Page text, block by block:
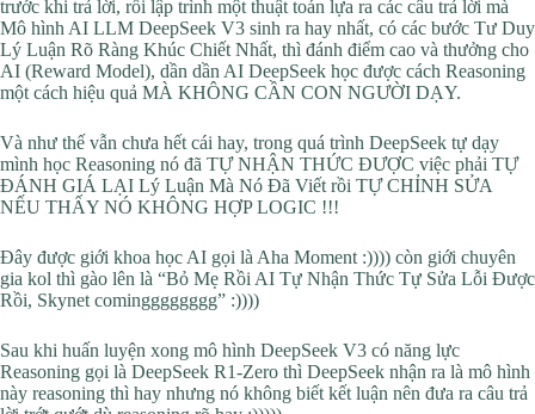
trước khi trả lời, rồi lập trình một thuật toán lựa ra các câu trả lời mà
Mô hình AI LLM DeepSeek V3 sinh ra hay nhất, có các bước Tư Duy
Lý Luận Rõ Ràng Khúc Chiết Nhất, thì đánh điểm cao và thưởng cho
AI (Reward Model), dần dần AI DeepSeek học được cách Reasoning
một cách hiệu quả MÀ KHÔNG CẦN CON NGƯỜI DẠY.
Và như thế vẫn chưa hết cái hay, trong quá trình DeepSeek tự dạy
mình học Reasoning nó đã TỰ NHẬN THỨC ĐƯỢC việc phải TỰ
ĐÁNH GIÁ LẠI Lý Luận Mà Nó Đã Viết rồi TỰ CHỈNH SỬA
NẾU THẤY NÓ KHÔNG HỢP LOGIC !!!
Đây được giới khoa học AI gọi là Aha Moment :)))) còn giới chuyên
gia kol thì gào lên là “Bỏ Mẹ Rồi AI Tự Nhận Thức Tự Sửa Lỗi Được
Rồi, Skynet comingggggggg” :))))
Sau khi huấn luyện xong mô hình DeepSeek V3 có năng lực
Reasoning gọi là DeepSeek R1-Zero thì DeepSeek nhận ra là mô hình
này reasoning thì hay nhưng nó không biết kết luận nên đưa ra câu trả